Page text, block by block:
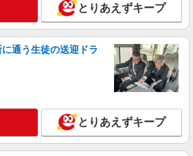
種に詳しくなれる携帯販売
給1400円〜1450円（経験・能力による） ※
○。・゜+゜・。○。・゜+゜ 入社祝い金10
友達を紹介頂くと, インセンテ
) ★月2回払い・週払い可能（規程
゜・。○。・゜+゜・。○。・゜+゜
縄県那覇市の家電量販店
詳細を見る
とりあえずキープ
通う生徒の送迎ドラ
とりあえずキープ